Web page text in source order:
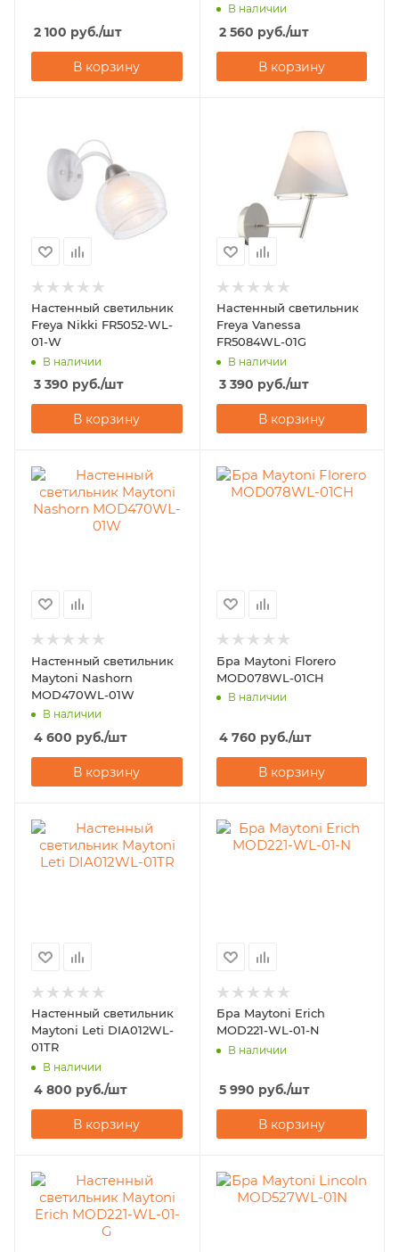
2 100 руб./шт
В корзину
В наличии
2 560 руб./шт
В корзину
Настенный светильник
Freya Nikki FR5052-WL-
01-W
В наличии
3 390 руб./шт
В корзину
Настенный светильник
Freya Vanessa
FR5084WL-01G
В наличии
3 390 руб./шт
В корзину
Настенный светильник
Maytoni Nashorn
MOD470WL-01W
В наличии
4 600 руб./шт
В корзину
Бра Maytoni Florero
MOD078WL-01CH
В наличии
4 760 руб./шт
В корзину
Настенный светильник
Maytoni Leti DIA012WL-
01TR
В наличии
4 800 руб./шт
В корзину
Бра Maytoni Erich
MOD221-WL-01-N
В наличии
5 990 руб./шт
В корзину